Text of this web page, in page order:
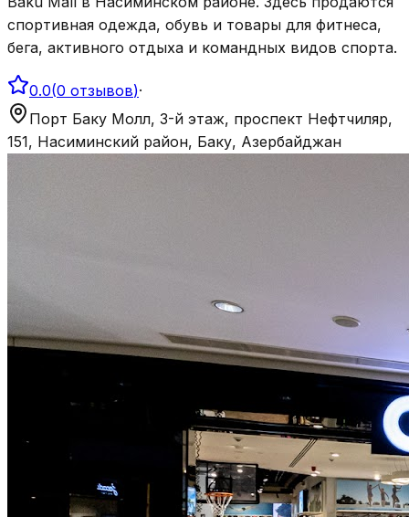
спортивная одежда, обувь и товары для фитнеса,
бега, активного отдыха и командных видов спорта.
0.0(0 отзывов)·
Порт Баку Молл, 3-й этаж, проспект Нефтчиляр,
151, Насиминский район, Баку, Азербайджан